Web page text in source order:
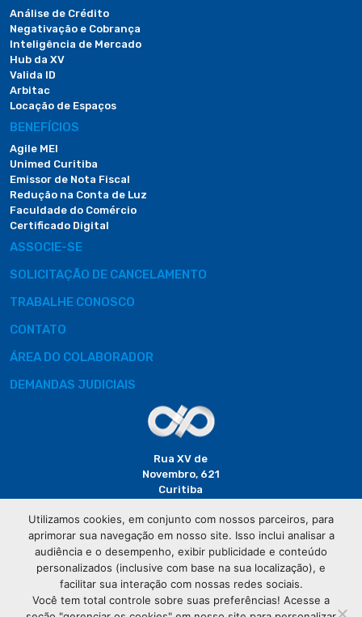
Análise de Crédito
Negativação e Cobrança
Inteligência de Mercado
Hub da XV
Valida ID
Arbitac
Locação de Espaços
BENEFÍCIOS
Agile MEI
Unimed Curitiba
Emissor de Nota Fiscal
Redução na Conta de Luz
Faculdade do Comércio
Certificado Digital
ASSOCIE-SE
SOLICITAÇÃO DE CANCELAMENTO
TRABALHE CONOSCO
CONTATO
ÁREA DO COLABORADOR
DEMANDAS JUDICIAIS
Rua XV de
Novembro, 621
Curitiba
(41) 3320-
2929
Utilizamos cookies, em conjunto com nossos parceiros, para
aprimorar sua navegação em nosso site. Isso inclui analisar a
audiência e o desempenho, exibir publicidade e conteúdo
personalizados (inclusive com base na sua localização), e
facilitar sua interação com nossas redes sociais.
Você tem total controle sobre suas preferências! Acesse a